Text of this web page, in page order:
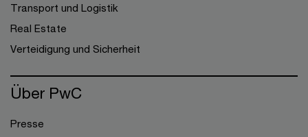
Transport und Logistik
Real Estate
Verteidigung und Sicherheit
Über PwC
Presse